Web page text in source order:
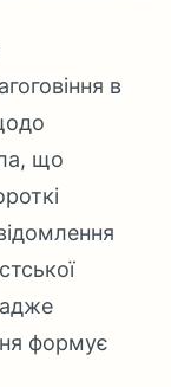
в
що
формує